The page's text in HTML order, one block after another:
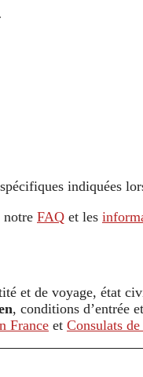
indiquées
notre FAQ et les
et de voyage, état
, conditions d’entrée
France et Consulats